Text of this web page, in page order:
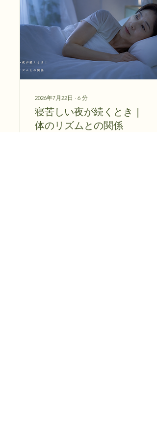
2026年7月22日 ∙ 6 分
寝苦しい夜が続くとき｜
体のリズムとの関係